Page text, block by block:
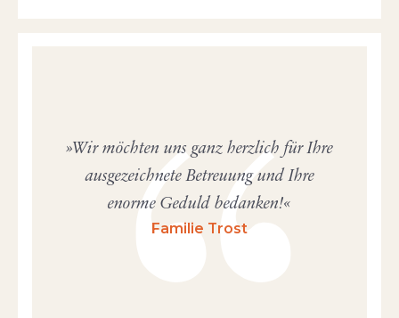
Wir möchten uns ganz herzlich für Ihre
ausgezeichnete Betreuung und Ihre
enorme Geduld bedanken!
Familie Trost